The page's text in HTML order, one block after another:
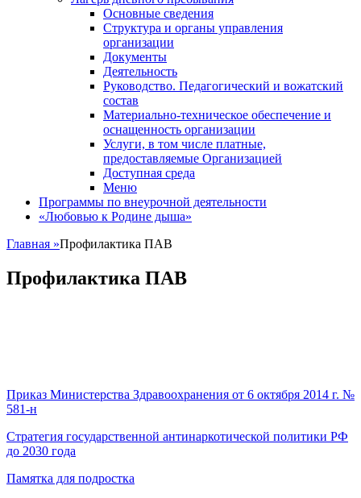
Основные сведения
Структура и органы управления
организации
Документы
Деятельность
Руководство. Педагогический и вожатский
состав
Материально-техническое обеспечение и
оснащенность организации
Услуги, в том числе платные,
предоставляемые Организацией
Доступная среда
Меню
Программы по внеурочной деятельности
«Любовью к Родине дыша»
Главная »Профилактика ПАВ
Профилактика ПАВ
Приказ Министерства Здравоохранения от 6 октября 2014 г. №
581-н
Стратегия государственной антинаркотической политики РФ
до 2030 года
Памятка для подростка